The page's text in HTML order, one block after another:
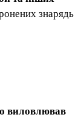
знарядь
виловлював